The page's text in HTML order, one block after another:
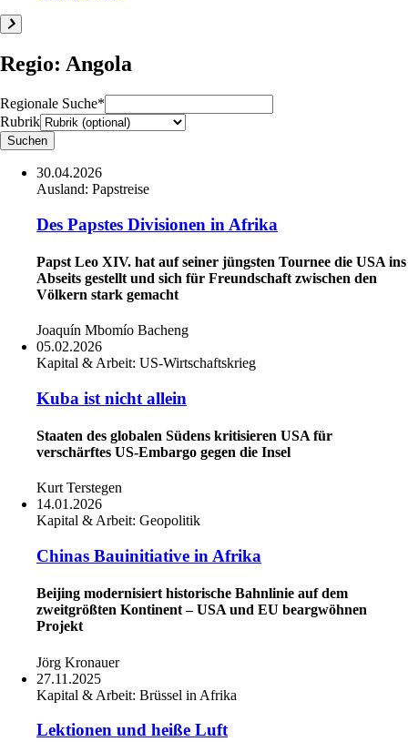
Regio: Angola
Regionale Suche*
Rubrik
30.04.2026
Ausland: Papstreise
Des Papstes Divisionen in Afrika
Papst Leo XIV. hat auf seiner jüngsten Tournee die USA ins
Abseits gestellt und sich für Freundschaft zwischen den
Völkern stark gemacht
Joaquín Mbomío Bacheng
05.02.2026
Kapital & Arbeit: US-Wirtschaftskrieg
Kuba ist nicht allein
Staaten des globalen Südens kritisieren USA für
verschärftes US-Embargo gegen die Insel
Kurt Terstegen
14.01.2026
Kapital & Arbeit: Geopolitik
Chinas Bauinitiative in Afrika
Beijing modernisiert historische Bahnlinie auf dem
zweitgrößten Kontinent – USA und EU beargwöhnen
Projekt
Jörg Kronauer
27.11.2025
Kapital & Arbeit: Brüssel in Afrika
Lektionen und heiße Luft